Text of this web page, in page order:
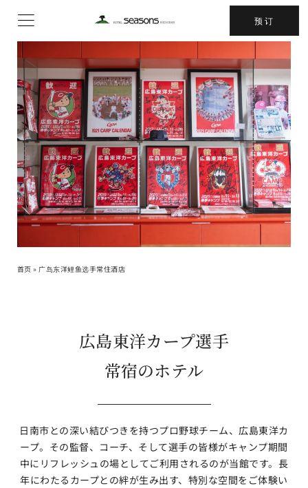
预订
首页 » 广岛东洋鲤鱼选手常住酒店
広島東洋カープ選手
常宿のホテル
日南市との深い結びつきを持つプロ野球チーム、広島東洋カ
ープ。その監督、コーチ、そして選手の皆様がキャンプ期間
中にリフレッシュの場としてご利用されるのが当館です。長
年にわたるカープとの絆が生み出す、特別な空間をご体験い